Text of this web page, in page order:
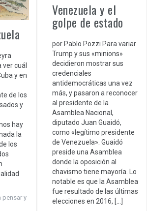
Venezuela y el
golpe de estado
por Pablo Pozzi Para variar
Trump y sus «minions»
decidieron mostrar sus
credenciales
antidemocráticas una vez
más, y pasaron a reconocer
al presidente de la
Asamblea Nacional,
diputado Juan Guaidó,
como «legítimo presidente
de Venezuela». Guaidó
preside una Asamblea
donde la oposición al
chavismo tiene mayoría. Lo
notable es que la Asamblea
fue resultado de las últimas
elecciones en 2016, […]
ver cuál
y en
de los
y
hay
la
los
pensar y